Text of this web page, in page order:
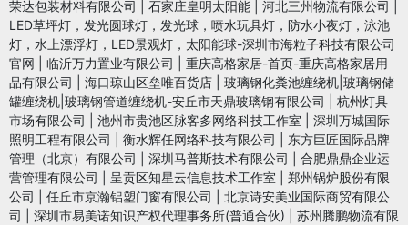
荣达包装材料有限公司
石家庄皇明太阳能 河北三州物流有限公司
LED草坪灯，发光圆球灯，发光球，喷水玩具灯，防水小夜灯，泳池
灯，水上漂浮灯，LED景观灯，太阳能球-深圳市海粒子科技有限公司
官网
临沂万力置业有限公司
重庆高格家居-首页-重庆高格家居用
品有限公司
海口琼山区垒唯百货店
玻璃钢化粪池缠绕机|玻璃钢储
罐缠绕机|玻璃钢管道缠绕机-安丘市天鼎玻璃钢有限公司
杭州灯具
市场有限公司
池州市贵池区脉客多网络科技工作室
深圳万城国际
照明工程有限公司
衡水辉任网络科技有限公司
东方巨匠国际品牌
管理（北京）有限公司
深圳马普斯技术有限公司
合肥鼎鼎企业运
营管理有限公司
呈贡区知星云信息技术工作室
郑州锅炉股份有限
公司
任丘市京瀚铝塑门窗有限公司
北京诗安美业国际商贸有限公
司
深圳市易美诺知识产权代理事务所(普通合伙)
苏州腾鹏物流有限